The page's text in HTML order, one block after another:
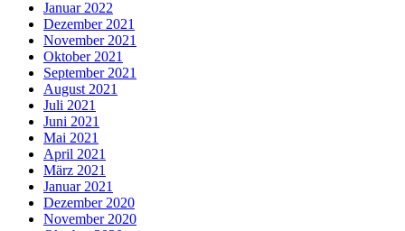
Januar 2022
Dezember 2021
November 2021
Oktober 2021
September 2021
August 2021
Juli 2021
Juni 2021
Mai 2021
April 2021
März 2021
Januar 2021
Dezember 2020
November 2020